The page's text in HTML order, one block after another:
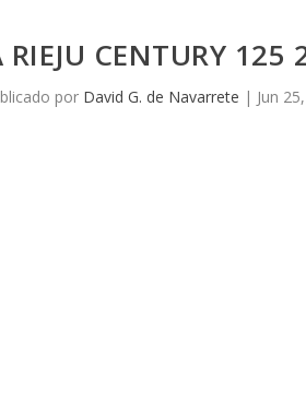
RIEJU CENTURY
por David G. de Navarrete | Jun